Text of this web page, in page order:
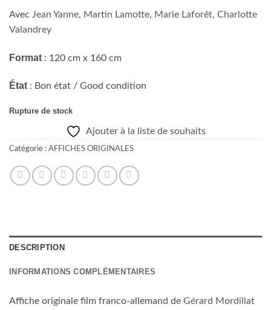
Avec Jean Yanne, Martin Lamotte, Marie Laforêt, Charlotte
Valandrey
Format : 120 cm x 160 cm
État : Bon état / Good condition
Rupture de stock
Ajouter à la liste de souhaits
Catégorie : AFFICHES ORIGINALES
DESCRIPTION
INFORMATIONS COMPLÉMENTAIRES
Affiche originale film franco-allemand de Gérard Mordillat